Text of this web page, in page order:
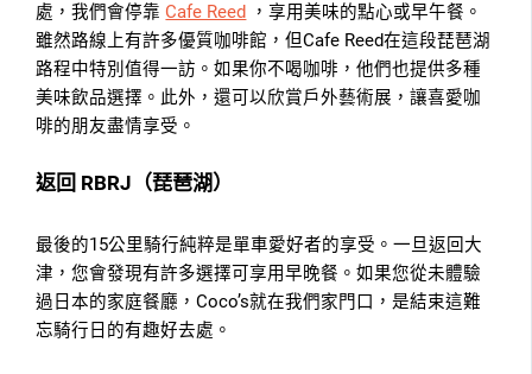
處，我們會停靠Cafe Reed ，享用美味的點心或早午餐。
雖然路線上有許多優質咖啡館，但Cafe Reed在這段琵琶湖
路程中特別值得一訪。如果你不喝咖啡，他們也提供多種
美味飲品選擇。此外，還可以欣賞戶外藝術展，讓喜愛咖
啡的朋友盡情享受。
返回 RBRJ（琵琶湖）
最後的15公里騎行純粹是單車愛好者的享受。一旦返回大
津，您會發現有許多選擇可享用早晚餐。如果您從未體驗
過日本的家庭餐廳，Coco’s就在我們家門口，是結束這難
忘騎行日的有趣好去處。